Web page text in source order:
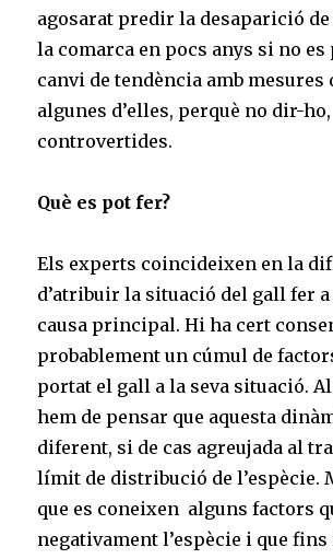
agosarat predir la desaparició de
la comarca en pocs anys si no
canvi de tendència amb mesures
algunes d’elles, perquè no dir-ho,
controvertides.
Què es pot fer?
Els experts coincideixen en la
d’atribuir la situació del gall fer a
causa principal. Hi ha cert
probablement un cúmul de
portat el gall a la seva situació.
hem de pensar que aquesta
diferent, si de cas agreujada al
límit de distribució de l’espècie.
que es coneixen alguns factors
negativament l’espècie i que